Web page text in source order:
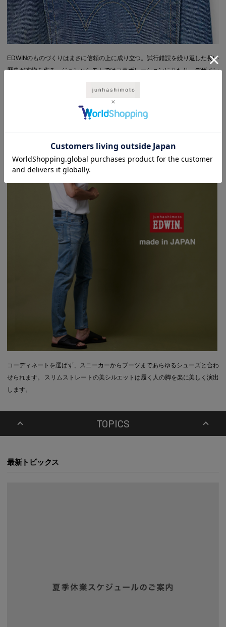
EDWINのものづくりはまさに信頼の上に成り立つ。試行錯誤を繰り返した長い
歴史が本物を作る。ジュンハシモトではコラボレーションにあたり、デザイン
は足し算ではなく引き算によって、互いの魅力を最大限に表現した。
コーディネートを選ばず、スニーカーからブーツまであらゆるシューズと合わ
せられます。 スリムストレートの美シルエットは履く人の脚を楽に美しく演出
します。
TOPICS
最新トピックス